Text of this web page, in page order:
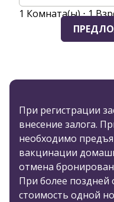
1 Комната(ы) ⋅ 1
При регистрации
внесение залога.
необходимо
вакцинации
отмена
При более поздней
стоимость одной